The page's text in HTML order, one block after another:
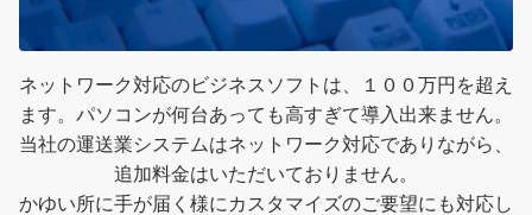
ネットワーク対応のビジネスソフトは、１００万円を超え
ます。パソコンが何台あっても高すぎて導入出来ません。
当社の運送業システムはネットワーク対応でありながら、
追加料金はいただいておりません。
かゆい所に手が届く様にカスタマイズのご要望にも対応し